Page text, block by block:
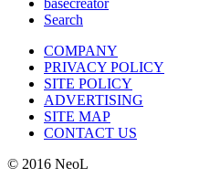
Search
COMPANY
PRIVACY POLICY
SITE POLICY
ADVERTISING
SITE MAP
CONTACT US
© 2016 NeoL